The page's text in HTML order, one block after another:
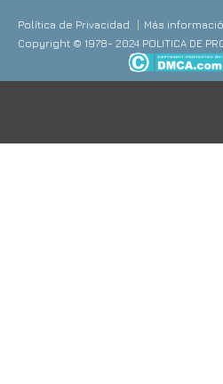
Política de Privacidad
Más
Copyright © 1978- 2024 POLITICA DE